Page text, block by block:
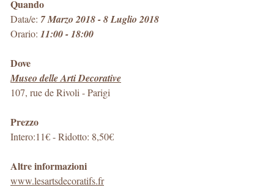
Quando
Data/e: 7 Marzo 2018 - 8 Luglio 2018
Orario: 11:00 - 18:00
Dove
Museo delle Arti Decorative
107, rue de Rivoli -Parigi
Prezzo
Intero:11€ - Ridotto: 8,50€
Altre informazioni
www.lesartsdecoratifs.fr